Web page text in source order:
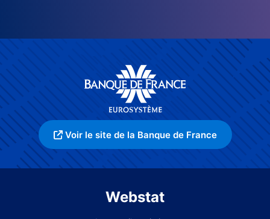
Voir le site de la Banque de France
Webstat